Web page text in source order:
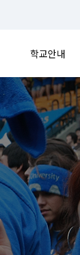
학교안내